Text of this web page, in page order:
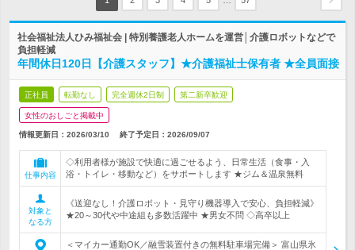
社会福祉法人ひみ福祉会 | 特別養護老人ホームを運営│介護ロボットなどで
負担軽減
年間休日120日【介護スタッフ】★介護福祉士保有者 ★全員面接
正社員 転勤なし 完全週休2日制 第二新卒歓迎
女性のおしごと掲載中
情報更新日：2026/03/10 終了予定日： 2026/09/07
仕事内容
◇利用者様が施設で快適に過ごせるよう、日常生活（食事・入
浴・トイレ・移動など）をサポートします ★ジム＆温泉無料
対象と
なる方
《送迎なし！介護ロボット・見守り機器導入で安心、負担軽減》
★20～30代や中途組も多数活躍中 ★男女不問 ◇高卒以上
＜マイカー通勤OK／融雪装置付きの無料駐車場完備＞ 富山県氷